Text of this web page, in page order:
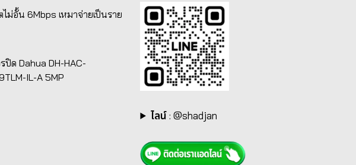
ไม่อั้น 6Mbps เหมาจ่ายเป็นราย
ปิด Dahua DH-HAC-
IL-A 5MP
ไลน์ :@shadjan